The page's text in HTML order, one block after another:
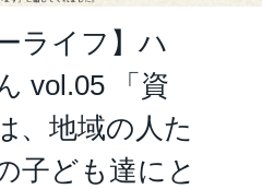
ライフ】ハ
vol.05 「資
、地域の人た
子ども達にと